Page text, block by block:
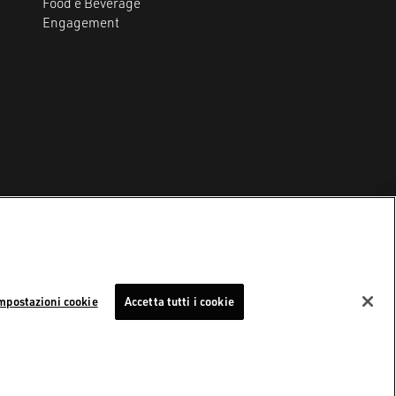
Engagement
cookie Accetta tutti i cookie